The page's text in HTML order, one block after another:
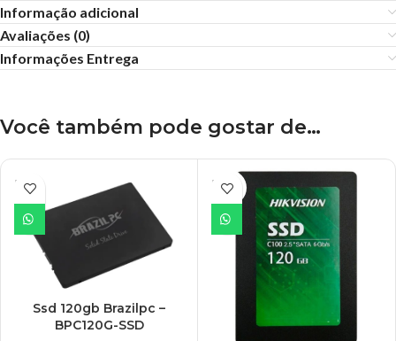
Informação adicional
Avaliações (0)
Informações Entrega
Você também pode gostar de…
ESGO
TADO
Ssd 120gb Brazilpc –
BPC120G-SSD
ESGO
TADO